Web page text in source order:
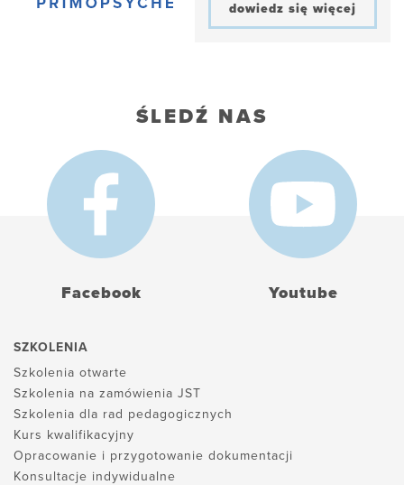
dowiedz się więcej
ŚLEDŹ NAS
Facebook Youtube
SZKOLENIA
Szkolenia otwarte
Szkolenia na zamówienia JST
Szkolenia dla rad pedagogicznych
Kurs kwalifikacyjny
Opracowanie i przygotowanie dokumentacji
Konsultacje indywidualne